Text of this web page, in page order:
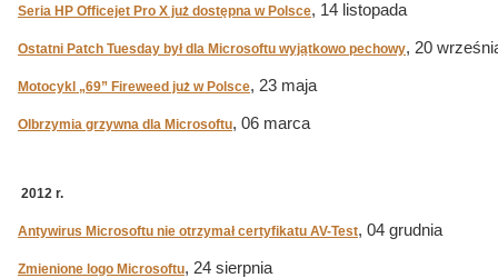
Seria HP Officejet Pro X już dostępna w Polsce, 14 listopada
Ostatni Patch Tuesday był dla Microsoftu wyjątkowo pechowy, 20
Motocykl „69” Fireweed już w Polsce, 23 maja
Olbrzymia grzywna dla Microsoftu, 06 marca
2012 r.
Antywirus Microsoftu nie otrzymał certyfikatu AV-Test, 04 grudnia
Zmienione logo Microsoftu, 24 sierpnia